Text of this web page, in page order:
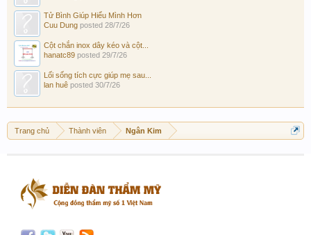
Tử Bình Giúp Hiểu Mình Hơn
Cuu Dung posted 28/7/26
Cột chắn inox dây kéo và cột...
hanatc89 posted 29/7/26
Lối sống tích cực giúp mẹ sau...
lan huê posted 30/7/26
Trang chủ Thành viên Ngân Kim